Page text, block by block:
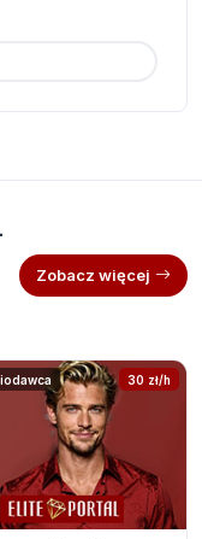
Zobacz więcej
30 zł/h